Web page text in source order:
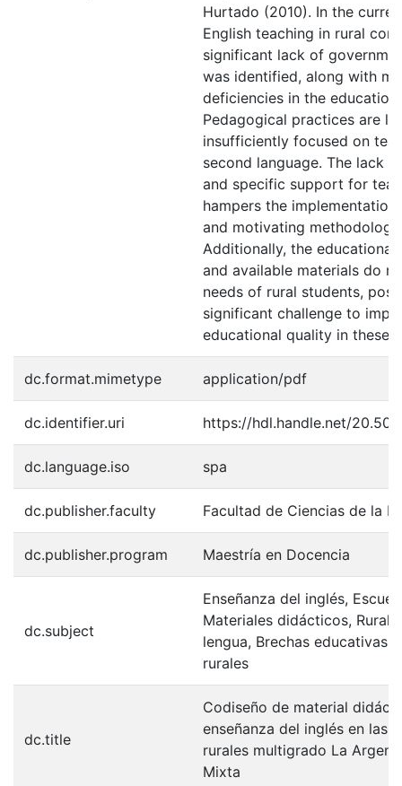
Hurtado (2010). In the
English teaching in rural
significant lack of
was identified, along with
deficiencies in the
Pedagogical practices are
insufficiently focused on
second language. The lack
and specific support for
hampers the
and motivating
Additionally, the educational
and available materials do
needs of rural students,
significant challenge to
educational quality in these
dc.format.mimetype application/pdf
dc.identifier.uri https://hdl.handle.net/
dc.language.iso spa
dc.publisher.faculty Facultad de Ciencias de la
dc.publisher.program Maestría en Docencia
dc.subject
Enseñanza del inglés,
Materiales didácticos,
lengua, Brechas educativas,
rurales
dc.title
Codiseño de material
enseñanza del inglés en las
rurales multigrado La
Mixta